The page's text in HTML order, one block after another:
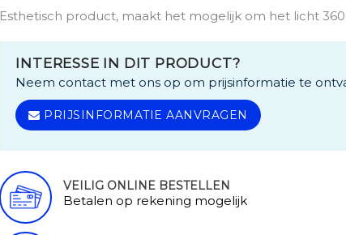
Esthetisch product, maakt het mogelijk om het licht
INTERESSE IN DIT PRODUCT?
Neem contact met ons op om prijsinformatie te
PRIJSINFORMATIE AANVRAGEN
VEILIG ONLINE BESTELLEN
Betalen op rekening mogelijk